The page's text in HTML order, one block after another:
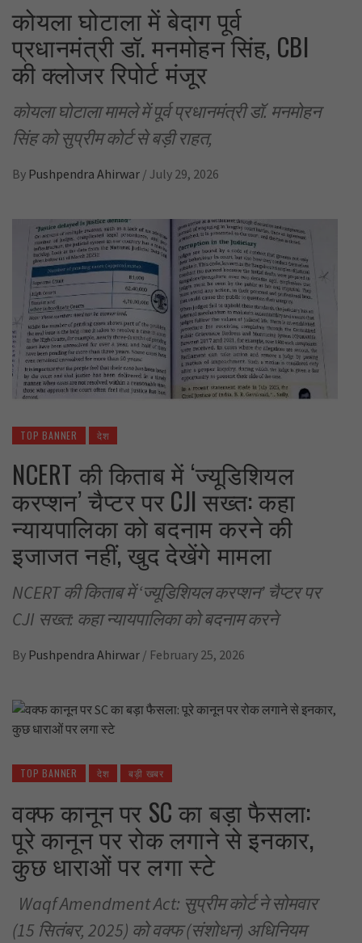
कोयला घोटाला में बेदाग पूर्व
प्रधानमंत्री डॉ. मनमोहन सिंह, CBI
की क्लोजर रिपोर्ट मंजूर
कोयला घोटाला मामले में पूर्व प्रधानमंत्री डॉ. मनमोहन
सिंह को सुप्रीम कोर्ट से बड़ी राहत,
By Pushpendra Ahirwar / July 29, 2026
TOP BANNER देश
NCERT की किताब में ‘ज्यूडिशियल
करप्शन’ चैप्टर पर CJI सख्त: कहा
न्यायपालिका को बदनाम करने की
इजाजत नहीं, खुद देखेंगे मामला
NCERT की किताब में ‘ज्यूडिशियल करप्शन’ चैप्टर पर
CJI सख्त: कहा न्यायपालिका को बदनाम करने
By Pushpendra Ahirwar / February 25, 2026
TOP BANNER देश बड़ी खबर
वक्फ कानून पर SC का बड़ा फैसला:
पूरे कानून पर रोक लगाने से इनकार,
कुछ धाराओं पर लगा स्टे
Waqf Amendment Act: सुप्रीम कोर्ट ने सोमवार
(15 सितंबर, 2025) को वक्फ (संशोधन) अधिनियम